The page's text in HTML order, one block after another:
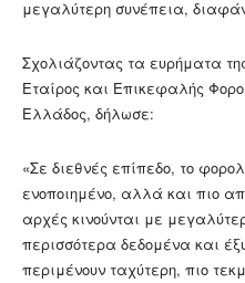
μεγαλύτερη συνέπεια,
Σχολιάζοντας τα ευρήματα
Εταίρος και Επικεφαλής
Ελλάδος, δήλωσε:
«Σε διεθνές επίπεδο, το
ενοποιημένο, αλλά και πιο
αρχές κινούνται με
περισσότερα δεδομένα και
περιμένουν ταχύτερη, πιο